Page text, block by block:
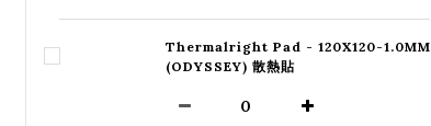
Thermalright Pad - 120X120-1.0MM
(ODYSSEY) 散熱貼